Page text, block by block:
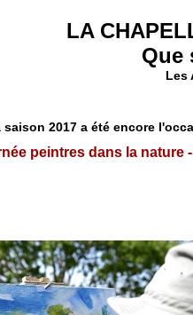
LA
Que
Les
saison 2017 a été encore
peintres dans la